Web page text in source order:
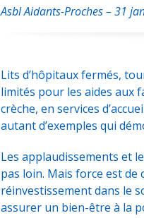
Asbl Aidants-Proches – 31
Lits d’hôpitaux fermés,
limités pour les aides aux
crèche, en services
autant d’exemples qui
Les applaudissements et
pas loin. Mais force est
réinvestissement dans le
assurer un bien-être à la